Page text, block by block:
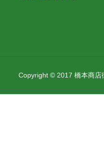
Copyright © 2017 橋本商店